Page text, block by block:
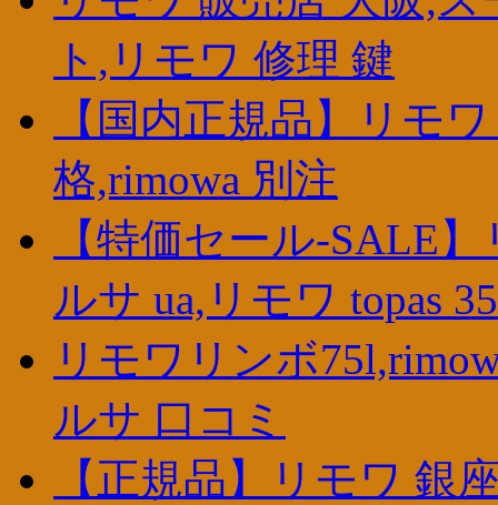
ト,リモワ 修理 鍵
【国内正規品】リモ
格,rimowa 別注
【特価セール-SALE
ルサ ua,リモワ topas
リモワリンボ
ルサ 口コミ
【正規品】リモワ 銀